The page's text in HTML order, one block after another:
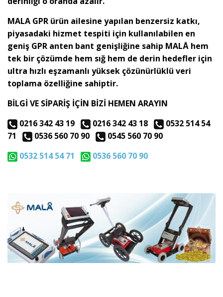
MALA GPR ürün ailesine yapılan benzersiz katkı,
piyasadaki hizmet tespiti için kullanılabilen en
geniş GPR anten bant genişliğine sahip MALÅ hem
tek bir çözümde hem sığ hem de derin hedefler için
ultra hızlı eşzamanlı yüksek çözünürlüklü veri
toplama özelliğine sahiptir.
BİLGİ VE SİPARİŞ İÇİN BİZİ HEMEN ARAYIN
0216 342 43 19
0216 342 43 18
0532 514 54
71
0536 560 70 90
0545 560 70 90
0532 514 54 71
0536 560 70 90